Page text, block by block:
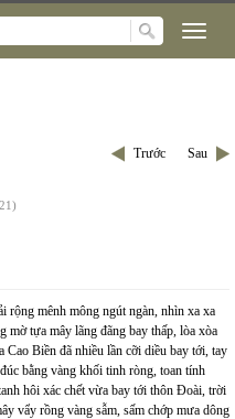
Trước Sau
rộng mênh mông ngút ngàn, nhìn xa xa
mờ tựa mây lãng đãng bay thấp, lòa xòa
Biền đã nhiều lần cỡi diều bay tới, tay
bằng vàng khối tinh ròng, toan tính
hôi xác chết vừa bay tới thôn Đoài, trời
vẩy rồng vàng sẫm, sấm chớp mưa dông